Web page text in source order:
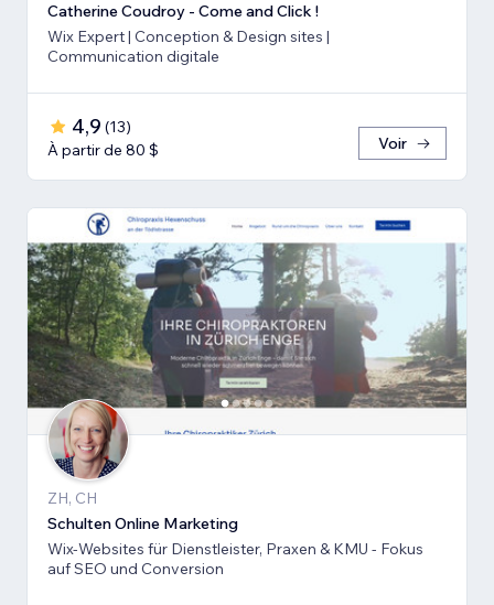
Catherine Coudroy - Come and Click !
Wix Expert | Conception & Design sites |
Communication digitale
4,9 (13)
À partir de 80 $
Voir
ZH, CH
Schulten Online Marketing
Wix-Websites für Dienstleister, Praxen & KMU - Fokus
auf SEO und Conversion